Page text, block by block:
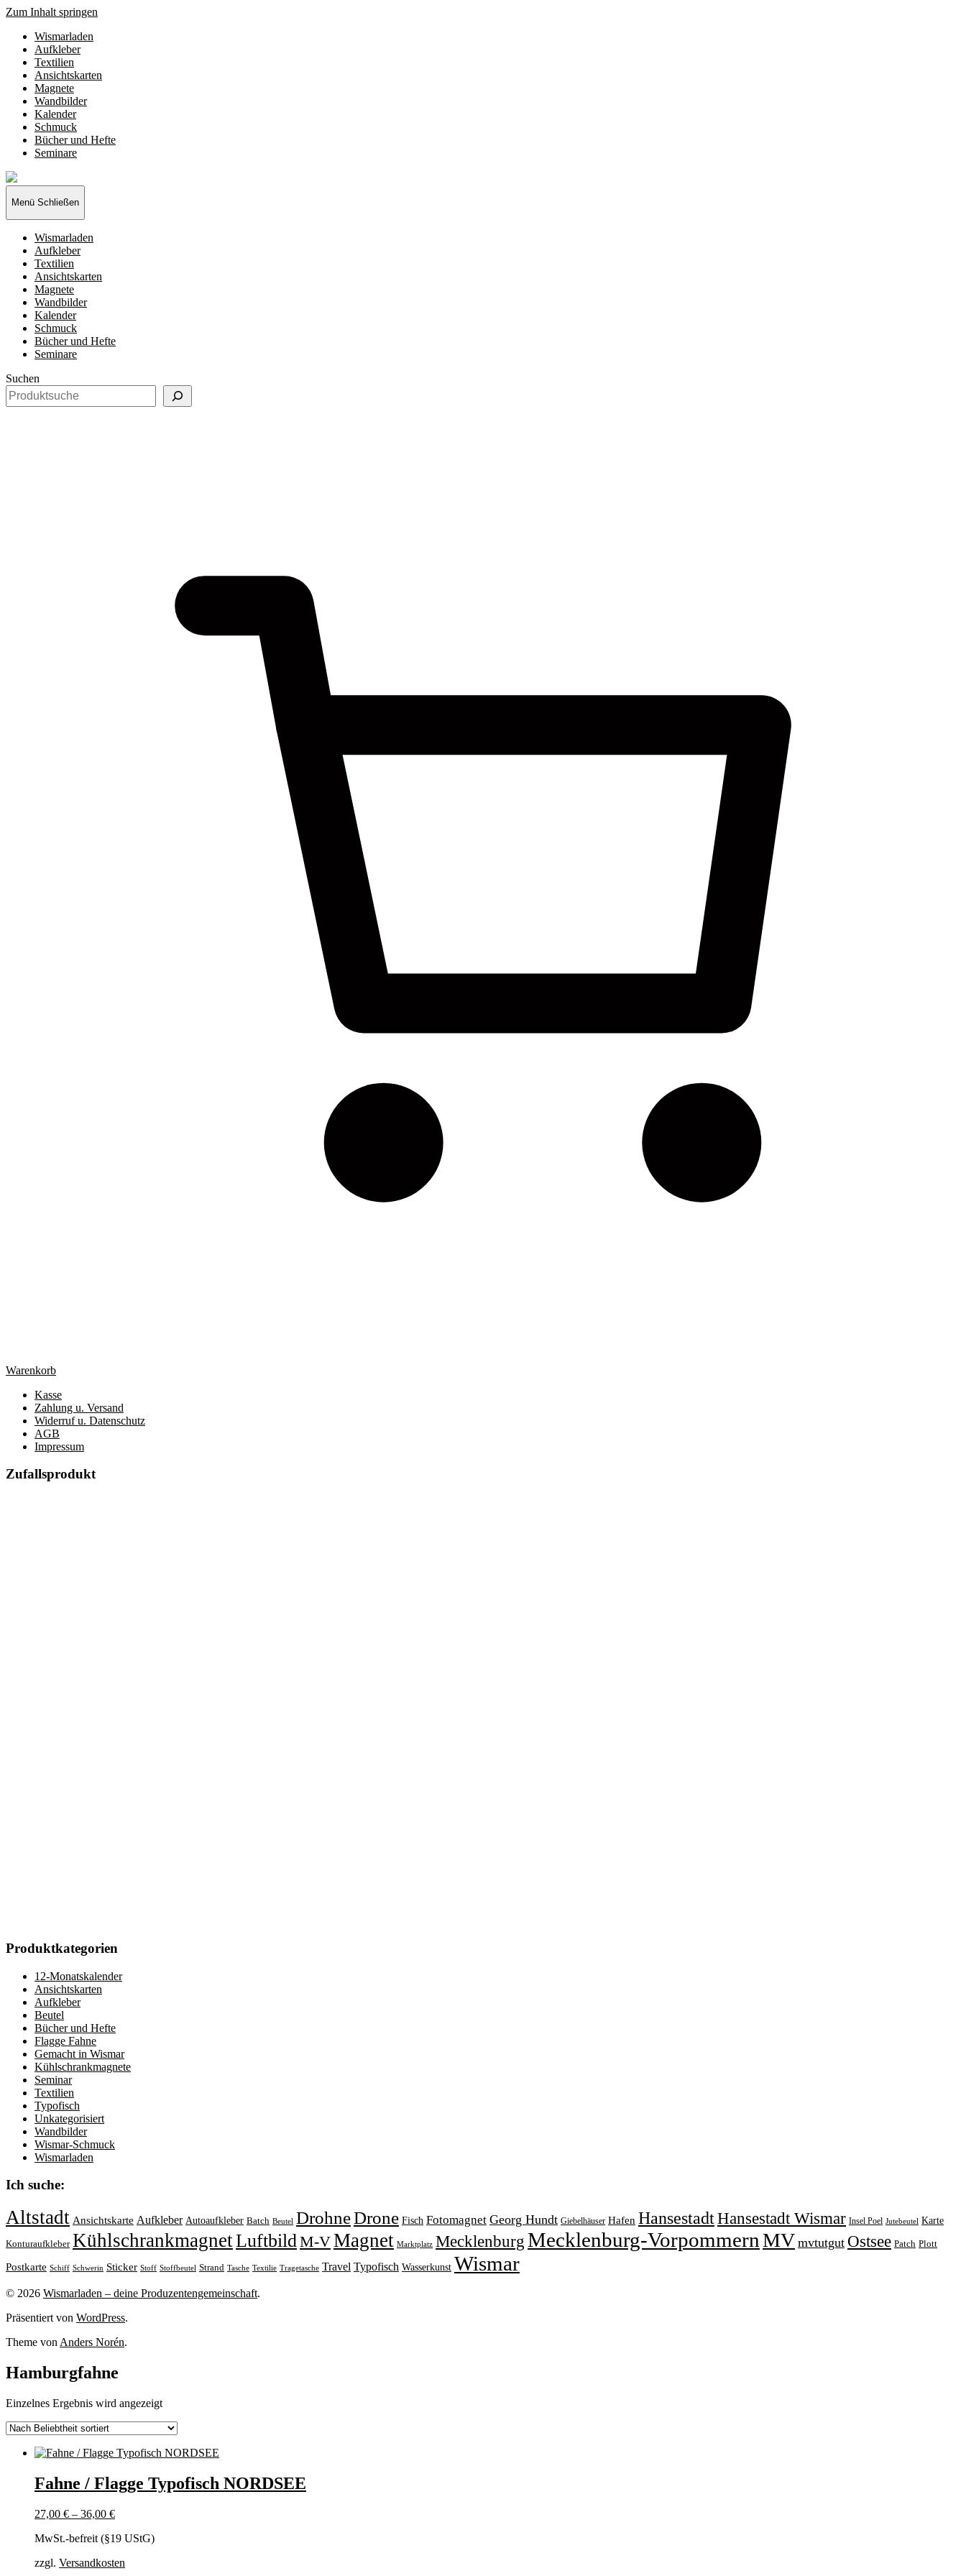
Zum Inhalt springen
Wismarladen
Aufkleber
Textilien
Ansichtskarten
Magnete
Wandbilder
Kalender
Schmuck
Bücher und Hefte
Seminare
Wismarladen
-
deine
Produzentengemeinschaft
Menü Schließen
Wismarladen
Aufkleber
Textilien
Ansichtskarten
Magnete
Wandbilder
Kalender
Schmuck
Bücher und Hefte
Seminare
Suchen
Warenkorb
Kasse
Zahlung u. Versand
Widerruf u. Datenschutz
AGB
Impressum
Zufallsprodukt
Produktkategorien
12-Monatskalender
Ansichtskarten
Aufkleber
Beutel
Bücher und Hefte
Flagge Fahne
Gemacht in Wismar
Kühlschrankmagnete
Seminar
Textilien
Typofisch
Unkategorisiert
Wandbilder
Wismar-Schmuck
Wismarladen
Ich suche:
Altstadt Ansichtskarte Aufkleber Autoaufkleber Batch Beutel DrohneDrone Fisch Fotomagnet Georg Hundt Giebelhäuser Hafen HansestadtHansestadt Wismar Insel Poel Jutebeutel Karte
Konturaufkleber KühlschrankmagnetLuftbildM-VMagnet Marktplatz Mecklenburg Mecklenburg-VorpommernMV mvtutgut Ostsee Patch Plott
Postkarte Schiff Schwerin Sticker Stoff Stoffbeutel Strand Tasche Textilie Tragetasche Travel Typofisch Wasserkunst Wismar
© 2026 Wismarladen – deine Produzentengemeinschaft.
Präsentiert von WordPress.
Theme von Anders Norén.
Hamburgfahne
Einzelnes Ergebnis wird angezeigt
Fahne / Flagge Typofisch NORDSEE
27,00 € – 36,00 €
MwSt.-befreit (§19 UStG)
zzgl. Versandkosten